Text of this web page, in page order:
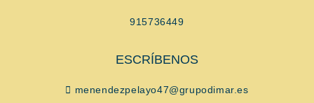
915736449
ESCRÍBENOS
menendezpelayo47@grupodimar.es